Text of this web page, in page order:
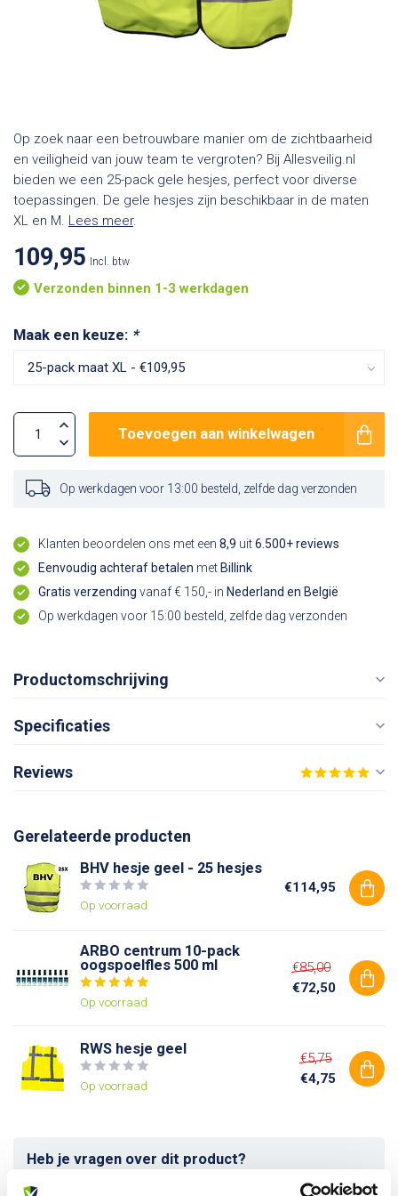
Op zoek naar een betrouwbare manier om de zichtbaarheid
en veiligheid van jouw team te vergroten? Bij Allesveilig.nl
bieden we een 25-pack gele hesjes, perfect voor diverse
toepassingen. De gele hesjes zijn beschikbaar in de maten
XL en M. Lees meer.
109,95 Incl. btw
Verzonden binnen 1-3 werkdagen
Maak een keuze: *
Toevoegen aan winkelwagen
Op werkdagen voor 13:00 besteld, zelfde dag verzonden
Klanten beoordelen ons met een 8,9 uit6.500+ reviews
Eenvoudig achteraf betalen met Billink
Gratis verzending vanaf € 150,- in Nederland en België
Op werkdagen voor 15:00 besteld, zelfde dag verzonden
Productomschrijving
Specificaties
Reviews
Gerelateerde producten
BHV hesje geel - 25 hesjes
Op voorraad
€114,95
ARBO centrum 10-pack
oogspoelfles 500 ml
Op voorraad
€85,00
€72,50
RWS hesje geel
Op voorraad
€5,75
€4,75
Heb je vragen over dit product?
Of heb je hulp nodig bij je bestelling? Neem contact op